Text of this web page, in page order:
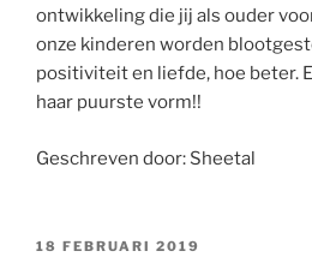
ontwikkeling die jij als ouder
onze kinderen worden
positiviteit en liefde, hoe beter.
haar puurste vorm!!
Geschreven door: Sheetal
GEPLAATST
18 FEBRUARI 2019